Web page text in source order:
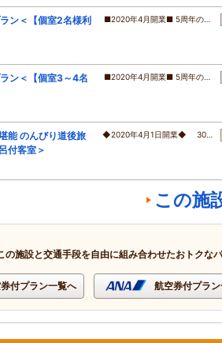
ン＜【個室2名様利
■2020年4月開業■ 5周年の…
ン＜【個室3～4名
■2020年4月開業■ 5周年の…
能 のんびり道後旅
付客室＞
◆2020年4月1日開業◆ 30…
この施
の施設と交通手段を自由に組み合わせたおトクな
付プラン一覧へ 航空券付プラ